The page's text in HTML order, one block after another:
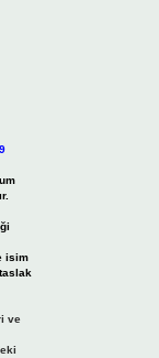
isim
ve